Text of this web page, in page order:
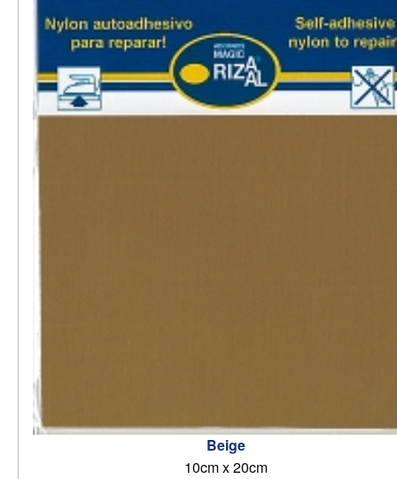
Beige
10cm x 20cm